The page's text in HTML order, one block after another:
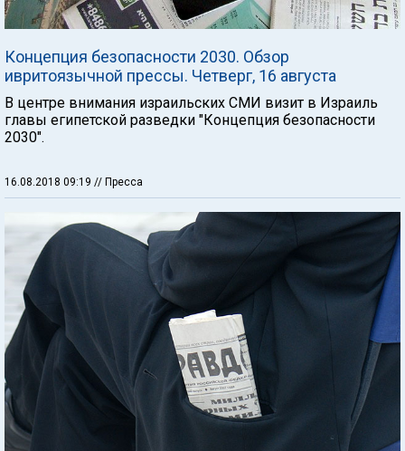
Концепция безопасности 2030. Обзор
ивритоязычной прессы. Четверг, 16 августа
В центре внимания израильских СМИ визит в Израиль
главы египетской разведки "Концепция безопасности
2030".
16.08.2018 09:19 // Пресса